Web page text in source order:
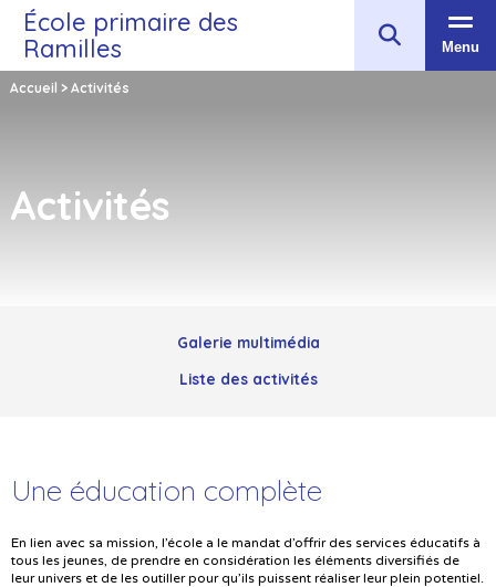
École primaire des
Ramilles
Menu
Accueil > Activités
Activités
Galerie multimédia
Liste des activités
Une éducation complète
En lien avec sa mission, l’école a le mandat d’offrir des services éducatifs à
tous les jeunes, de prendre en considération les éléments diversifiés de
leur univers et de les outiller pour qu’ils puissent réaliser leur plein potentiel.